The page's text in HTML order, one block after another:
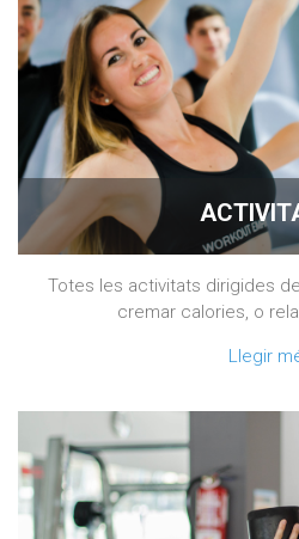
Totes les activitats dirigides
cremar calories, o
Llegir